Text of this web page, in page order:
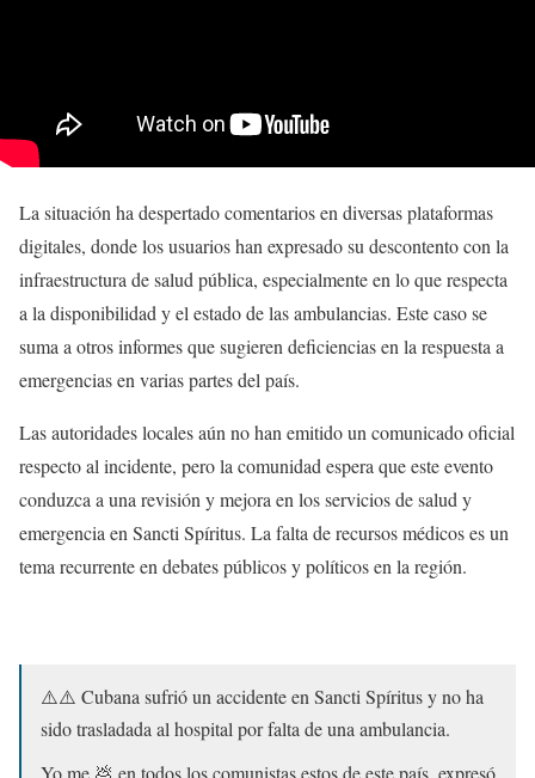
La situación ha despertado comentarios en diversas plataformas
digitales, donde los usuarios han expresado su descontento con la
infraestructura de salud pública, especialmente en lo que respecta
a la disponibilidad y el estado de las ambulancias. Este caso se
suma a otros informes que sugieren deficiencias en la respuesta a
emergencias en varias partes del país.
Las autoridades locales aún no han emitido un comunicado oficial
respecto al incidente, pero la comunidad espera que este evento
conduzca a una revisión y mejora en los servicios de salud y
emergencia en Sancti Spíritus. La falta de recursos médicos es un
tema recurrente en debates públicos y políticos en la región.
⚠️⚠️ Cubana sufrió un accidente en Sancti Spíritus y no ha
sido trasladada al hospital por falta de una ambulancia.
Yo me 💩 en todos los comunistas estos de este país, expresó